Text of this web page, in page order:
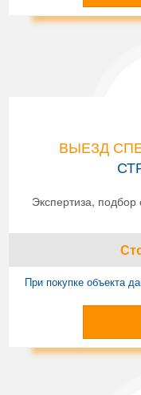
ВЫЕЗД
Экспертиза,
При покупке объекта